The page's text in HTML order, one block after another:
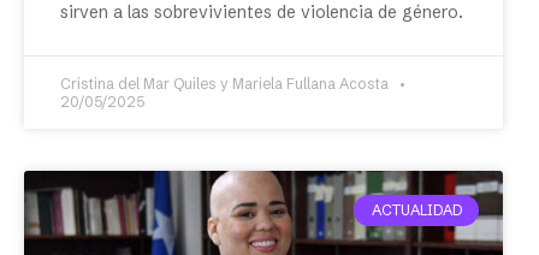
sirven a las sobrevivientes de violencia de género.
Cristina del Mar Quiles y Mariela Fullana Acosta
20/05/2025
ACTUALIDAD